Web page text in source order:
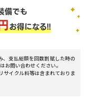
備でも
お得になる!!
、支払総額を回数割賦した時の
お問い合わせください。
サイクル料等は含まれておりま